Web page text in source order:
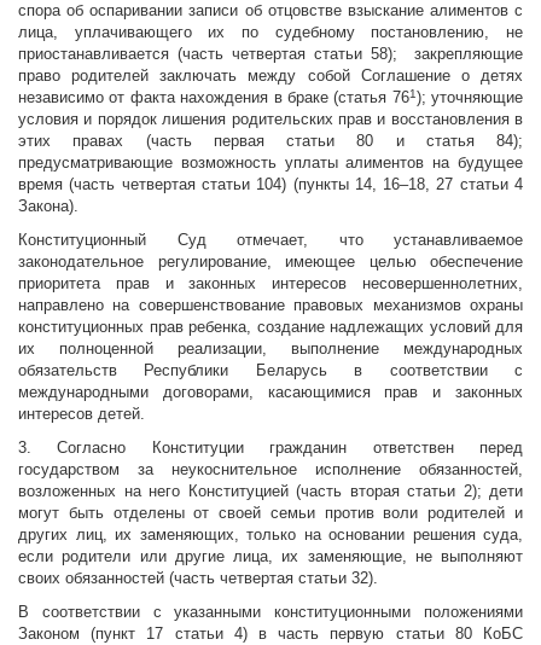
спора об оспаривании записи об отцовстве взыскание алиментов с
лица, уплачивающего их по судебному постановлению, не
приостанавливается (часть четвертая статьи 58); закрепляющие
право родителей заключать между собой Соглашение о детях
независимо от факта нахождения в браке (статья 761); уточняющие
условия и порядок лишения родительских прав и восстановления в
этих правах (часть первая статьи 80 и статья 84);
предусматривающие возможность уплаты алиментов на будущее
время (часть четвертая статьи 104) (пункты 14, 16–18, 27 статьи 4
Закона).
Конституционный Суд отмечает, что устанавливаемое
законодательное регулирование, имеющее целью обеспечение
приоритета прав и законных интересов несовершеннолетних,
направлено на совершенствование правовых механизмов охраны
конституционных прав ребенка, создание надлежащих условий для
их полноценной реализации, выполнение международных
обязательств Республики Беларусь в соответствии с
международными договорами, касающимися прав и законных
интересов детей.
3. Согласно Конституции гражданин ответствен перед
государством за неукоснительное исполнение обязанностей,
возложенных на него Конституцией (часть вторая статьи 2); дети
могут быть отделены от своей семьи против воли родителей и
других лиц, их заменяющих, только на основании решения суда,
если родители или другие лица, их заменяющие, не выполняют
своих обязанностей (часть четвертая статьи 32).
В соответствии с указанными конституционными положениями
Законом (пункт 17 статьи 4) в часть первую статьи 80 КоБС